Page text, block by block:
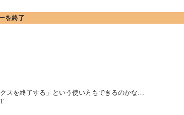
を終了
スを終了する」という使い方もできるのかな…